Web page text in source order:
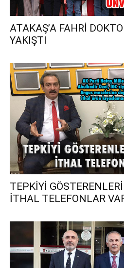
ATAKAŞ’A FAHRİ
YAKIŞTI
TEPKİYİ
İTHAL TELEFONLAR